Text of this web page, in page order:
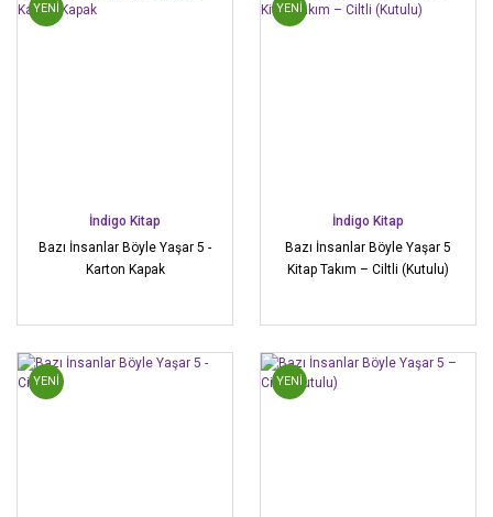
YENİ
İndigo Kitap
Bazı İnsanlar Böyle Yaşar 5 -
Karton Kapak
YENİ
İndigo Kitap
Bazı İnsanlar Böyle Yaşar 5
Kitap Takım – Ciltli (Kutulu)
YENİ YENİ